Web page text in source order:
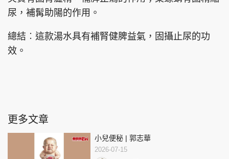
尿，補髯助陽的作用。
總結︰這款湯水具有補腎健脾益氣，固攝止尿的功
效。
更多文章
小兒便秘 | 郭志華
2026-07-15